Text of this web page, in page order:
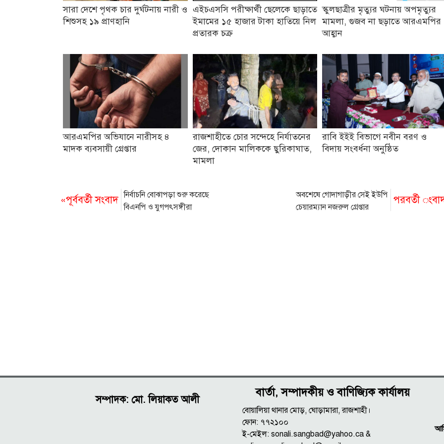
সারা দেশে পৃথক চার দুর্ঘটনায় নারী ও
শিশুসহ ১৯ প্রাণহানি
এইচএসসি পরীক্ষার্থী ছেলেকে ছাড়াতে
ইমামের ১৫ হাজার টাকা হাতিয়ে নিল
প্রতারক চক্র
স্কুলছাত্রীর মৃত্যুর ঘটনায় অপমৃত্যুর
মামলা, গুজব না ছড়াতে আরএমপির
আহ্বান
আরএমপির অভিযানে নারীসহ ৪
মাদক ব্যবসায়ী গ্রেপ্তার
রাজশাহীতে চোর সন্দেহে নির্যাতনের
জের, দোকান মালিককে ছুরিকাঘাত,
মামলা
রাবি ইইই বিভাগে নবীন বরণ ও
বিদায় সংবর্ধনা অনুষ্ঠিত
«পূর্ববর্তী সংবাদ নির্বাচনি বোঝাপড়া শুরু করেছে
বিএনপি ও যুগপৎসঙ্গীরা
পরবর্তী
অবশেষে গোদাগাড়ীর সেই ইউপি
চেয়ারম্যান নজরুল গ্রেপ্তার
সম্পাদক: মো. লিয়াকত আলী
বার্তা, সম্পাদকীয় ও বাণিজ্যিক কার্যালয়
বোয়ালিয়া থানার মোড়, ঘোড়ামারা, রাজশাহী।
ফোন: ৭৭২১০০
ই-মেইল: sonali.sangbad@yahoo.ca &